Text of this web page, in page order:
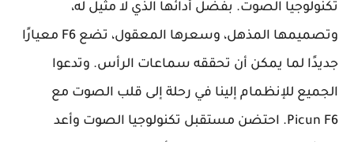
تكنولوجيا الصوت. بفضل أدائها الذي لا مثيل له،
وتصميمها المذهل، وسعرها المعقول، تضع F6 معيارًا
جديدًا لما يمكن أن تحققه سماعات الرأس. وتدعوا
الجميع للإنظمام إلينا في رحلة إلى قلب الصوت مع
Picun F6. احتضن مستقبل تكنولوجيا الصوت وأعد